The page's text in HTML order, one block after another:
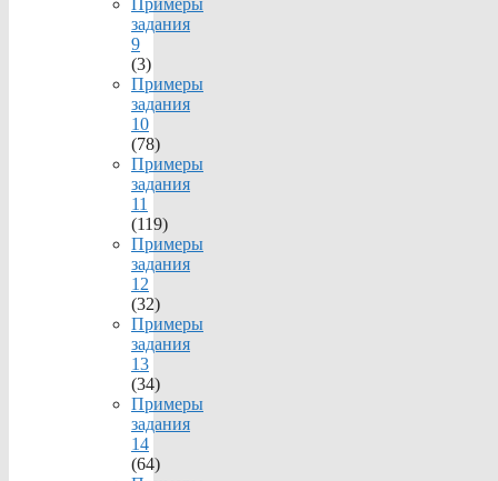
задания
9
(3)
Примеры
задания
10
(78)
Примеры
задания
11
(119)
Примеры
задания
12
(32)
Примеры
задания
13
(34)
Примеры
задания
14
(64)